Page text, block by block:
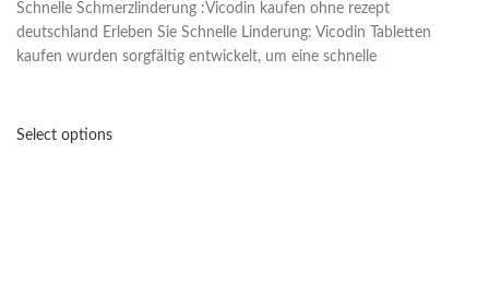
Schnelle Schmerzlinderung :Vicodin kaufen ohne rezept
deutschland Erleben Sie Schnelle Linderung: Vicodin Tabletten
kaufen wurden sorgfältig entwickelt, um eine schnelle
Select options